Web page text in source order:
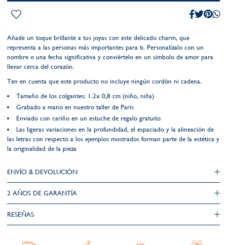
Añade un toque brillante a tus joyas con este delicado charm, que
representa a las personas más importantes para ti. Personalízalo con un
nombre o una fecha significativa y conviértelo en un símbolo de amor para
llevar cerca del corazón.
Ten en cuenta que este producto no incluye ningún cordón ni cadena.
Tamaño de los colgantes: 1.2x 0,8 cm (niño, niña)
Grabado a mano en nuestro taller de París
Enviado con cariño en un estuche de regalo gratuito
Las ligeras variaciones en la profundidad, el espaciado y la alineación de
las letras con respecto a los ejemplos mostrados forman parte de la estética y
la originalidad de la pieza
ENVÍO & DEVOLUCIÓN
2 AÑOS DE GARANTÍA​
RESEÑAS